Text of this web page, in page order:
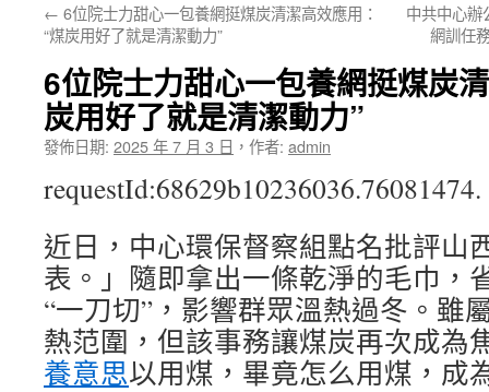
← 6位院士力甜心一包養網挺煤炭清潔高效應用：
“煤炭用好了就是清潔動力”
中共中心辦
網訓任
6位院士力甜心一包養網挺煤炭
炭用好了就是清潔動力”
發佈日期: 2025 年 7 月 3 日 ， 作者: admin
requestId:68629b10236036.76081474.
近日，中心環保督察組點名批評山
表。」隨即拿出一條乾淨的毛巾，
“一刀切”，影響群眾溫熱過冬。雖
熱范圍，但該事務讓煤炭再次成為
養意思以用煤，畢竟怎么用煤，成